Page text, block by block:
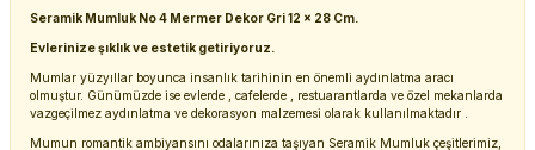
Seramik Mumluk No 4 Mermer Dekor Gri 12 x 28 Cm.
Evlerinize şıklık ve estetik getiriyoruz.
Mumlar yüzyıllar boyunca insanlık tarihinin en önemli aydınlatma aracı
olmuştur. Günümüzde ise evlerde , cafelerde , restuarantlarda ve özel mekanlarda
vazgeçilmez aydınlatma ve dekorasyon malzemesi olarak kullanılmaktadır .
Mumun romantik ambiyansını odalarınıza taşıyan Seramik Mumluk çeşitlerimiz,